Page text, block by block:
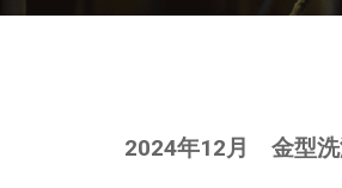
2024年12月 金型洗